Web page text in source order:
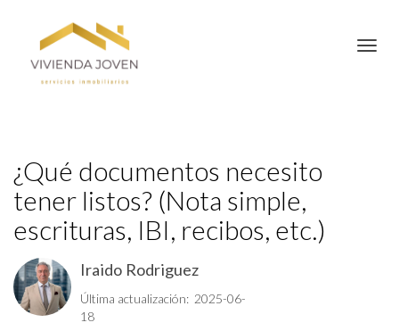
¿Qué documentos necesito
tener listos? (Nota simple,
escrituras, IBI, recibos, etc.)
Iraido Rodriguez
Última actualización: 2025-06-
18